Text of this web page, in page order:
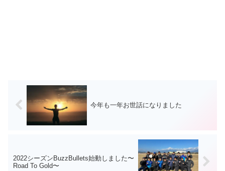
今年も一年お世話になりました
2022シーズンBuzzBullets始動しました〜
Road To Gold〜